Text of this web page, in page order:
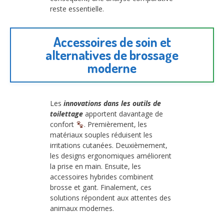
reste essentielle.
Accessoires de soin et
alternatives de brossage
moderne
Les innovations dans les outils de
toilettage apportent davantage de
confort
. Premièrement, les
matériaux souples réduisent les
irritations cutanées. Deuxièmement,
les designs ergonomiques améliorent
la prise en main. Ensuite, les
accessoires hybrides combinent
brosse et gant. Finalement, ces
solutions répondent aux attentes des
animaux modernes.